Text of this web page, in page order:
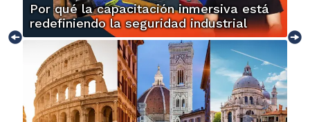
Por qué la capacitación inmersiva está
redefiniendo la seguridad industrial